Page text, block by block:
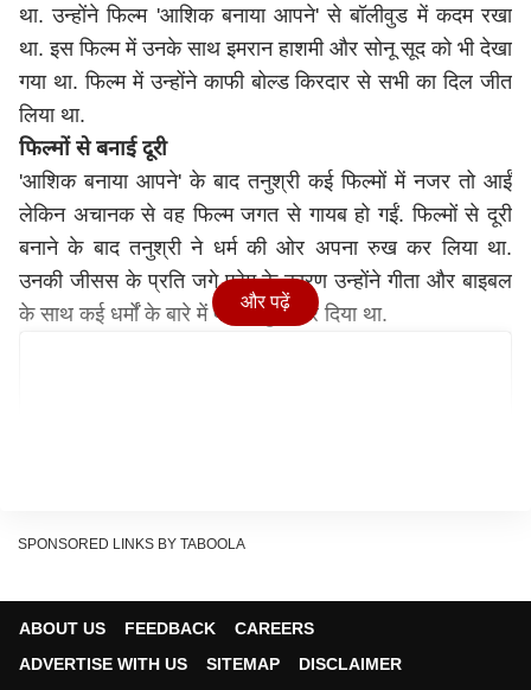
था. उन्होंने फिल्म 'आशिक बनाया आपने' से बॉलीवुड में कदम रखा
था. इस फिल्म में उनके साथ इमरान हाशमी और सोनू सूद को भी देखा
गया था. फिल्म में उन्होंने काफी बोल्ड किरदार से सभी का दिल जीत
लिया था.
फिल्मों से बनाई दूरी
'आशिक बनाया आपने' के बाद तनुश्री कई फिल्मों में नजर तो आईं
लेकिन अचानक से वह फिल्म जगत से गायब हो गईं. फिल्मों से दूरी
बनाने के बाद तनुश्री ने धर्म की ओर अपना रुख कर लिया था.
उनकी जीसस के प्रति जगे प्रेम के कारण उन्होंने गीता और बाइबल
के साथ कई धर्मों के बारे में पढ़ना शुरू कर दिया था.
और पढ़ें
SPONSORED LINKS BY TABOOLA
ABOUT US FEEDBACK
CAREERS
ADVERTISE WITH US
SITEMAP DISCLAIMER